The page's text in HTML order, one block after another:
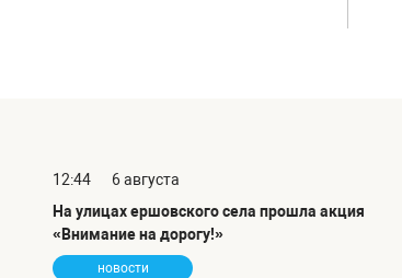
12:44
6 августа
На улицах ершовского села прошла акция
«Внимание на дорогу!»
новости